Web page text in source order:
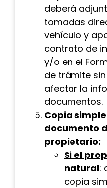
deberá
tomadas
vehículo y
contrato de
y/o en el
de trámite
afectar la
documentos.
Copia
documento
propietario:
Si el
natural:
copia